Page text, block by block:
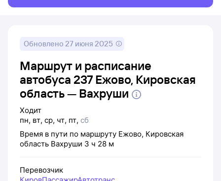
Обновлено 27 июня 2025
Маршрут и расписание
автобуса 237 Ежово, Кировская
область — Вахруши
Ходит
пн, вт, ср, чт, пт, сб
Время в пути по маршруту Ежово, Кировская
область Вахруши 3 ч 28 м
Перевозчик